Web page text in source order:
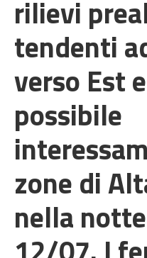
rilievi
tendenti
verso Est
possibile
zone di
nella